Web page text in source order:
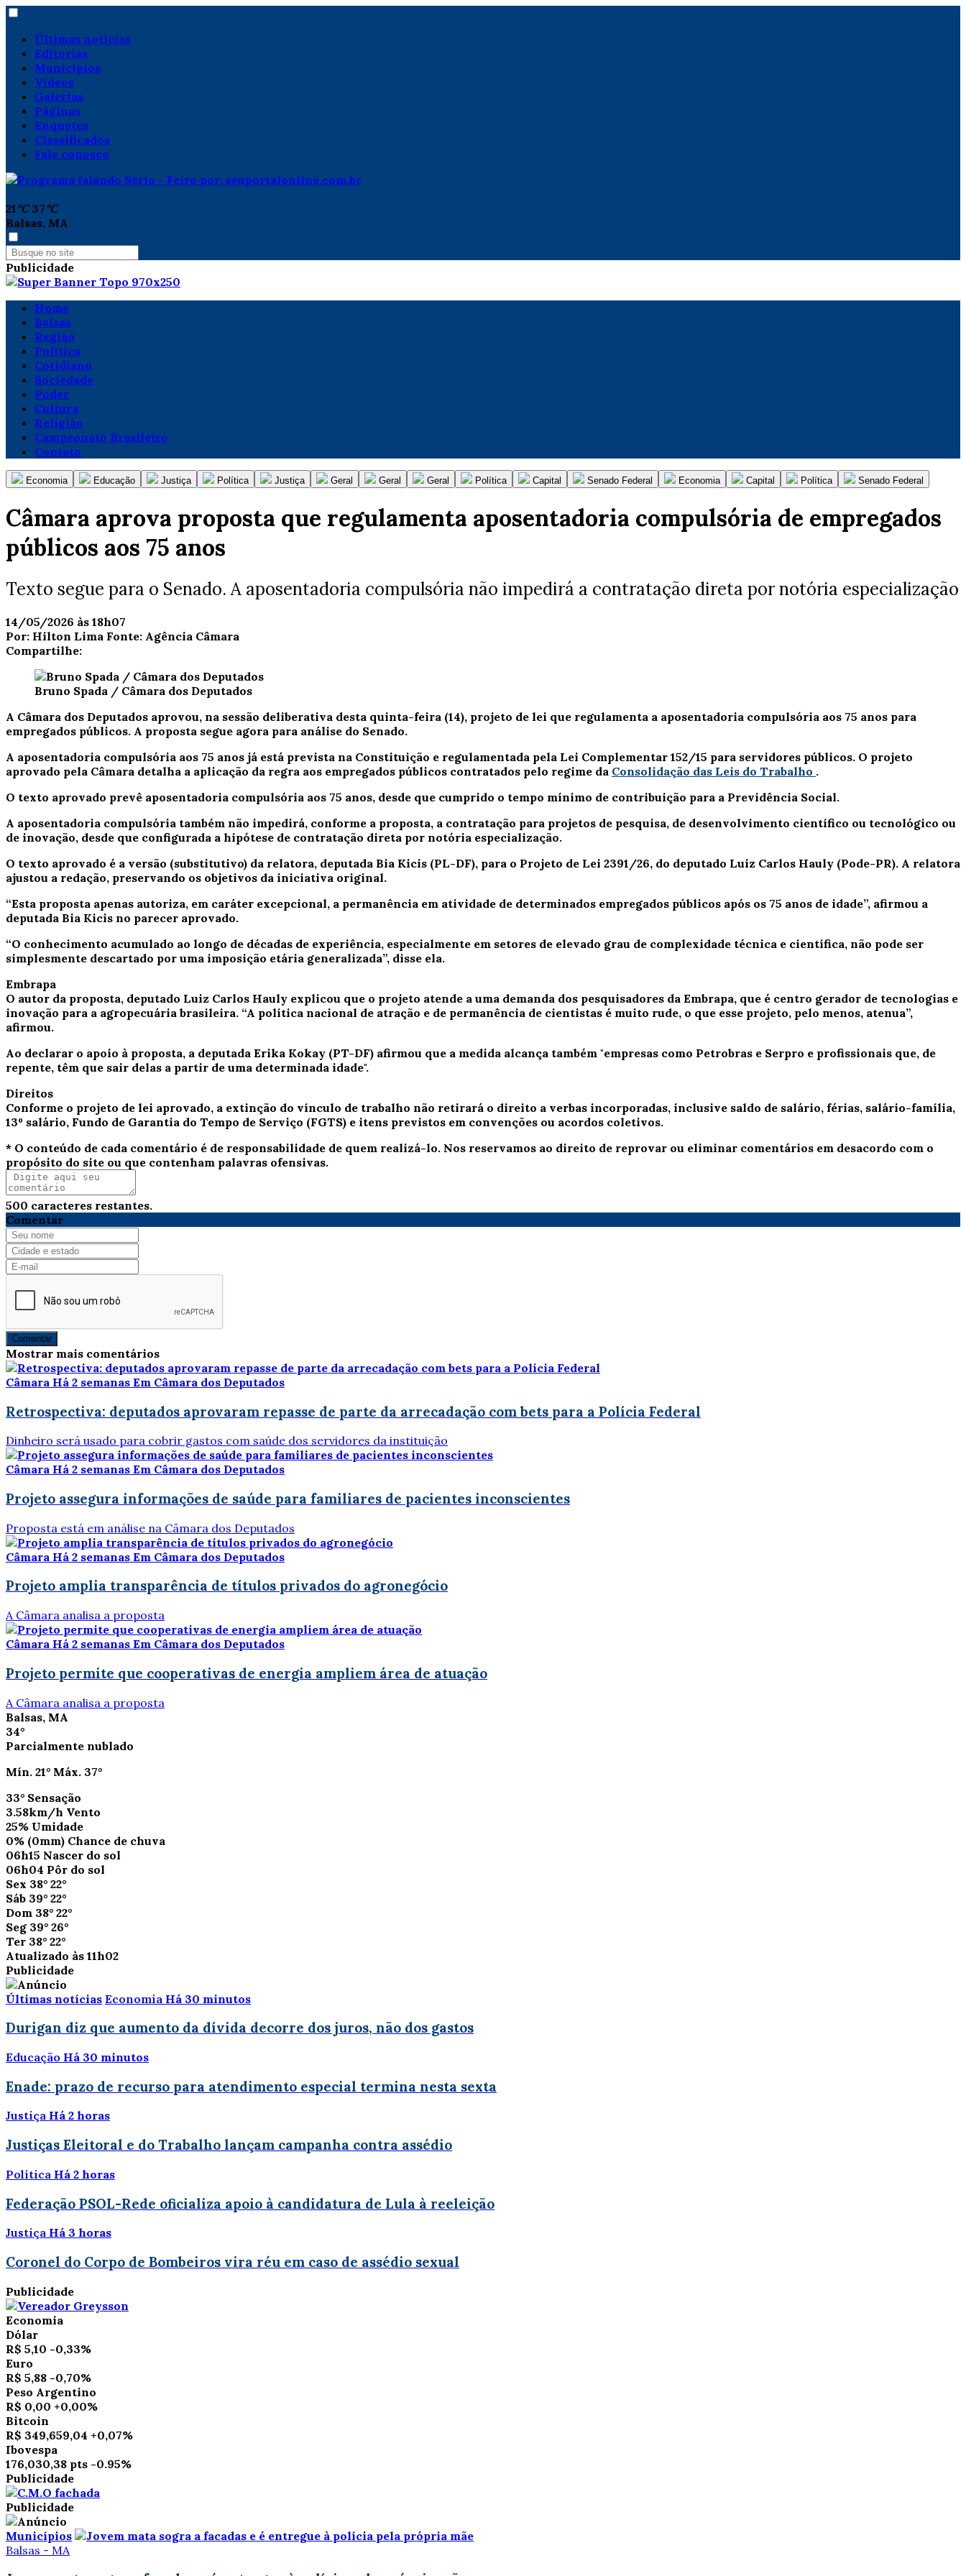
Últimas notícias
Editorias
Municípios
Vídeos
Galerias
Páginas
Enquetes
Classificados
Fale conosco
21°C 37°C
Balsas, MA
Publicidade
Home
Balsas
Região
Política
Cotidiano
Sociedade
Poder
Cultura
Religião
Campeonato Brasileiro
Contato
Economia Educação Justiça Política Justiça Geral Geral Geral Política Capital Senado Federal Economia Capital Política Senado Federal
Câmara aprova proposta que regulamenta aposentadoria compulsória de empregados
públicos aos 75 anos
Texto segue para o Senado. A aposentadoria compulsória não impedirá a contratação direta por notória especialização
14/05/2026 às 18h07
Por: Hilton Lima Fonte: Agência Câmara
Compartilhe:
Bruno Spada / Câmara dos Deputados
A Câmara dos Deputados aprovou, na sessão deliberativa desta quinta-feira (14), projeto de lei que regulamenta a aposentadoria compulsória aos 75 anos para
empregados públicos. A proposta segue agora para análise do Senado.
A aposentadoria compulsória aos 75 anos já está prevista na Constituição e regulamentada pela Lei Complementar 152/15 para servidores públicos. O projeto
aprovado pela Câmara detalha a aplicação da regra aos empregados públicos contratados pelo regime da Consolidação das Leis do Trabalho .
O texto aprovado prevê aposentadoria compulsória aos 75 anos, desde que cumprido o tempo mínimo de contribuição para a Previdência Social.
A aposentadoria compulsória também não impedirá, conforme a proposta, a contratação para projetos de pesquisa, de desenvolvimento científico ou tecnológico ou
de inovação, desde que configurada a hipótese de contratação direta por notória especialização.
O texto aprovado é a versão (substitutivo) da relatora, deputada Bia Kicis (PL-DF), para o Projeto de Lei 2391/26, do deputado Luiz Carlos Hauly (Pode-PR). A relatora
ajustou a redação, preservando os objetivos da iniciativa original.
“Esta proposta apenas autoriza, em caráter excepcional, a permanência em atividade de determinados empregados públicos após os 75 anos de idade”, afirmou a
deputada Bia Kicis no parecer aprovado.
“O conhecimento acumulado ao longo de décadas de experiência, especialmente em setores de elevado grau de complexidade técnica e científica, não pode ser
simplesmente descartado por uma imposição etária generalizada”, disse ela.
Embrapa
O autor da proposta, deputado Luiz Carlos Hauly explicou que o projeto atende a uma demanda dos pesquisadores da Embrapa, que é centro gerador de tecnologias e
inovação para a agropecuária brasileira. “A política nacional de atração e de permanência de cientistas é muito rude, o que esse projeto, pelo menos, atenua”,
afirmou.
Ao declarar o apoio à proposta, a deputada Erika Kokay (PT-DF) afirmou que a medida alcança também "empresas como Petrobras e Serpro e profissionais que, de
repente, têm que sair delas a partir de uma determinada idade".
Direitos
Conforme o projeto de lei aprovado, a extinção do vínculo de trabalho não retirará o direito a verbas incorporadas, inclusive saldo de salário, férias, salário-família,
13º salário, Fundo de Garantia do Tempo de Serviço (FGTS) e itens previstos em convenções ou acordos coletivos.
* O conteúdo de cada comentário é de responsabilidade de quem realizá-lo. Nos reservamos ao direito de reprovar ou eliminar comentários em desacordo com o
propósito do site ou que contenham palavras ofensivas.
500 caracteres restantes.
Comentar
Comentar
Mostrar mais comentários
Câmara Há 2 semanas Em Câmara dos Deputados
Retrospectiva: deputados aprovaram repasse de parte da arrecadação com bets para a Polícia Federal
Dinheiro será usado para cobrir gastos com saúde dos servidores da instituição
Câmara Há 2 semanas Em Câmara dos Deputados
Projeto assegura informações de saúde para familiares de pacientes inconscientes
Proposta está em análise na Câmara dos Deputados
Câmara Há 2 semanas Em Câmara dos Deputados
Projeto amplia transparência de títulos privados do agronegócio
A Câmara analisa a proposta
Câmara Há 2 semanas Em Câmara dos Deputados
Projeto permite que cooperativas de energia ampliem área de atuação
A Câmara analisa a proposta
Balsas, MA
34°
Parcialmente nublado
Mín. 21° Máx. 37°
33° Sensação
3.58km/h Vento
25% Umidade
0% (0mm) Chance de chuva
06h15 Nascer do sol
06h04 Pôr do sol
Sex 38° 22°
Sáb 39° 22°
Dom 38° 22°
Seg 39° 26°
Ter 38° 22°
Atualizado às 11h02
Publicidade
Últimas notícias Economia Há 30 minutos
Durigan diz que aumento da dívida decorre dos juros, não dos gastos
Educação Há 30 minutos
Enade: prazo de recurso para atendimento especial termina nesta sexta
Justiça Há 2 horas
Justiças Eleitoral e do Trabalho lançam campanha contra assédio
Política Há 2 horas
Federação PSOL-Rede oficializa apoio à candidatura de Lula à reeleição
Justiça Há 3 horas
Coronel do Corpo de Bombeiros vira réu em caso de assédio sexual
Publicidade
Economia
Dólar
R$ 5,10 -0,33%
Euro
R$ 5,88 -0,70%
Peso Argentino
R$ 0,00 +0,00%
Bitcoin
R$ 349,659,04 +0,07%
Ibovespa
176,030,38 pts -0.95%
Publicidade
Publicidade
Municípios
Balsas - MA